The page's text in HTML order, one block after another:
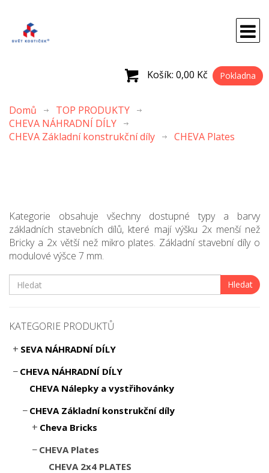
Košík: 0,00 Kč Pokladna
Domů
TOP PRODUKTY
CHEVA NÁHRADNÍ DÍLY
CHEVA Základní konstrukční díly
CHEVA Plates
Kategorie obsahuje všechny dostupné typy a barvy
základních stavebních dílů, které mají výšku 2x menší než
Bricky a 2x větší než mikro plates. Základní stavební díly o
modulové výšce 7 mm.
Hledat
KATEGORIE PRODUKTŮ
SEVA NÁHRADNÍ DÍLY
CHEVA NÁHRADNÍ DÍLY
CHEVA Nálepky a vystřihovánky
CHEVA Základní konstrukční díly
Cheva Bricks
CHEVA Plates
CHEVA 2x4 PLATES